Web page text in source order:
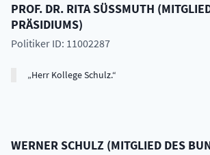
PROF. DR. RITASÜSSMUTH (
PRÄSIDIUMS)
Politiker ID: 11002287
Herr Kollege Schulz.
WERNERSCHULZ (MITGLIED DES